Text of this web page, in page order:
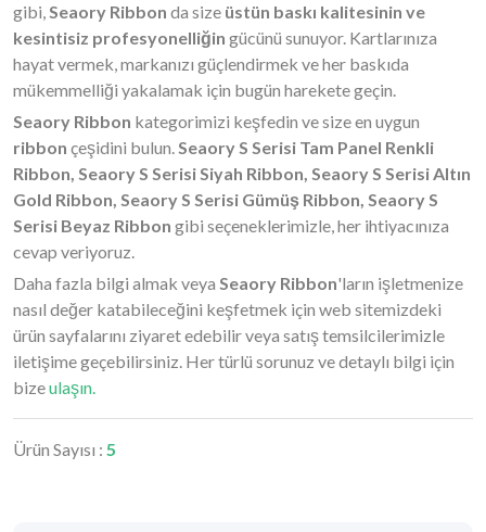
gibi,Seaory Ribbon da size üstün baskı kalitesinin ve
kesintisiz profesyonelliğin gücünü sunuyor. Kartlarınıza
hayat vermek, markanızı güçlendirmek ve her baskıda
mükemmelliği yakalamak için bugün harekete geçin.
Seaory Ribbon kategorimizi keşfedin ve size en uygun
ribbon çeşidini bulun.Seaory S Serisi Tam Panel Renkli
Ribbon, Seaory S Serisi Siyah Ribbon, Seaory S Serisi Altın
Gold Ribbon, Seaory S Serisi Gümüş Ribbon, Seaory S
Serisi Beyaz Ribbon gibi seçeneklerimizle, her ihtiyacınıza
cevap veriyoruz.
Daha fazla bilgi almak veya Seaory Ribbon'ların işletmenize
nasıl değer katabileceğini keşfetmek için web sitemizdeki
ürün sayfalarını ziyaret edebilir veya satış temsilcilerimizle
iletişime geçebilirsiniz. Her türlü sorunuz ve detaylı bilgi için
bizeulaşın.
Ürün Sayısı : 5